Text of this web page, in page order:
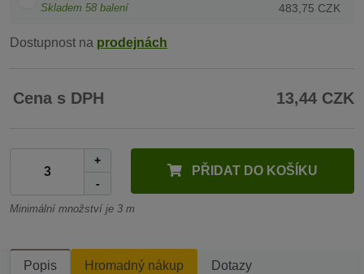
Skladem 58 balení 483,75 CZK
Dostupnost na prodejnách
Cena s DPH 13,44 CZK
+
-
PŘIDAT DO KOŠÍKU
Minimální množství je 3 m
Popis Hromadný nákup Dotazy